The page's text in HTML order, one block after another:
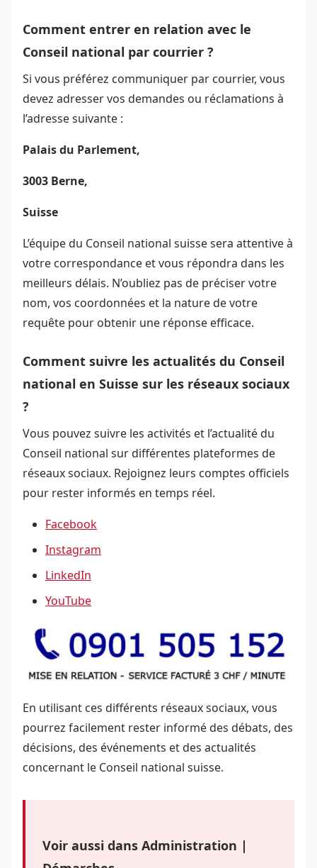
Comment entrer en relation avec le
Conseil national par courrier ?
Si vous préférez communiquer par courrier, vous
devez adresser vos demandes ou réclamations à
l’adresse suivante :
Palais du Parlement,
3003 Berne,
Suisse
L’équipe du Conseil national suisse sera attentive à
votre correspondance et vous répondra dans les
meilleurs délais. N’oubliez pas de préciser votre
nom, vos coordonnées et la nature de votre
requête pour obtenir une réponse efficace.
Comment suivre les actualités du Conseil
national en Suisse sur les réseaux sociaux
?
Vous pouvez suivre les activités et l’actualité du
Conseil national sur différentes plateformes de
réseaux sociaux. Rejoignez leurs comptes officiels
pour rester informés en temps réel.
Facebook
Instagram
LinkedIn
YouTube
En utilisant ces différents réseaux sociaux, vous
pourrez facilement rester informé des débats, des
décisions, des événements et des actualités
concernant le Conseil national suisse.
Voir aussi dans Administration |